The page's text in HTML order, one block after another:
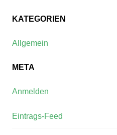
KATEGORIEN
Allgemein
META
Anmelden
Eintrags-Feed